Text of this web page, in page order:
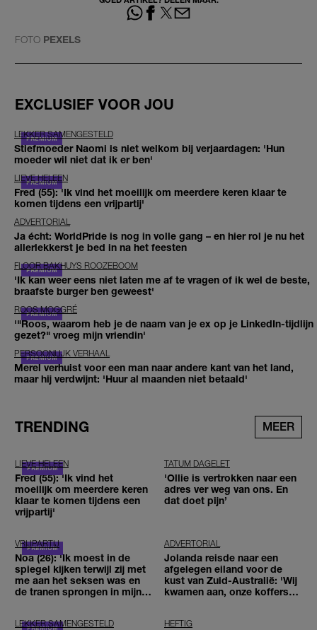
FOTO PEXELS
EXCLUSIEF VOOR JOU
LEKKER SAMENGESTELD
Stiefmoeder Naomi is niet welkom bij verjaardagen: 'Hun
moeder wil niet dat ik er ben'
LIEVE HELEEN
Fred (55): 'Ik vind het moeilijk om meerdere keren klaar te
komen tijdens een vrijpartij'
ADVERTORIAL
Ja écht: WorldPride is nog in volle gang – en hier rol je nu het
allerlekkerst je bed in na het feesten
FLOOR BAKHUYS ROOZEBOOM
'Ik kan weer eens niet laten me af te vragen of ik wel de beste,
braafste burger ben geweest'
ROOS MOGGRÉ
'"Roos, waarom heb je de naam van je ex op je LinkedIn-tijdlijn
gezet?" vroeg mijn vriendin'
PERSOONLIJK VERHAAL
Merel verhuist voor een man naar andere kant van het land,
maar hij verdwijnt: 'Huur al maanden niet betaald'
TRENDING MEER
LIEVE HELEEN
Fred (55): 'Ik vind het
moeilijk om meerdere keren
klaar te komen tijdens een
vrijpartij'
TATUM DAGELET
'Ollie is vertrokken naar een
adres ver weg van ons. En
dat doet pijn’
VRIJPARTIJ
Noa (26): 'Ik moest in de
spiegel kijken terwijl zij met
me aan het seksen was en
de tranen sprongen in mijn
ADVERTORIAL
Jolanda reisde naar een
afgelegen eiland voor de
kust van Zuid-Australië: 'Wij
kwamen aan, onze koffers
LEKKER SAMENGESTELD HEFTIG